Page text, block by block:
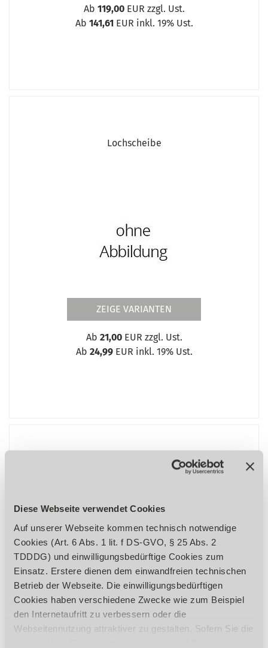
Diese Webseite verwendet Cookies
Auf unserer Webseite kommen technisch notwendige
Cookies (Art. 6 Abs. 1 lit. f DS-GVO, § 25 Abs. 2
TDDDG) und einwilligungsbedürftige Cookies zum
Einsatz. Erstere dienen dem einwandfreien technischen
Betrieb der Webseite. Die einwilligungsbedürftigen
Cookies haben verschiedene Zwecke wie zum Beispiel
den Internetaufritt zu verbessern oder die
Webseitennutzung attraktiver zu gestalten. Sofern Sie die
Ab 119,00EUR zzgl. Ust.
Ab 141,61 EUR inkl. 19% Ust.
Lochscheibe
ZEIGE VARIANTEN
Ab 21,00EUR zzgl. Ust.
Ab 24,99EUR inkl. 19% Ust.